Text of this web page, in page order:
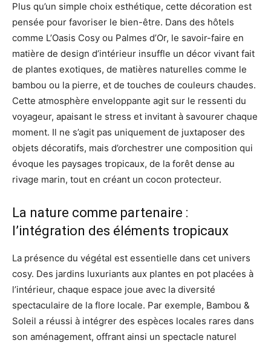
Plus qu’un simple choix esthétique, cette décoration est
pensée pour favoriser le bien-être. Dans des hôtels
comme L’Oasis Cosy ou Palmes d’Or, le savoir-faire en
matière de design d’intérieur insuffle un décor vivant fait
de plantes exotiques, de matières naturelles comme le
bambou ou la pierre, et de touches de couleurs chaudes.
Cette atmosphère enveloppante agit sur le ressenti du
voyageur, apaisant le stress et invitant à savourer chaque
moment. Il ne s’agit pas uniquement de juxtaposer des
objets décoratifs, mais d’orchestrer une composition qui
évoque les paysages tropicaux, de la forêt dense au
rivage marin, tout en créant un cocon protecteur.
La nature comme partenaire :
l’intégration des éléments tropicaux
La présence du végétal est essentielle dans cet univers
cosy. Des jardins luxuriants aux plantes en pot placées à
l’intérieur, chaque espace joue avec la diversité
spectaculaire de la flore locale. Par exemple, Bambou &
Soleil a réussi à intégrer des espèces locales rares dans
son aménagement, offrant ainsi un spectacle naturel